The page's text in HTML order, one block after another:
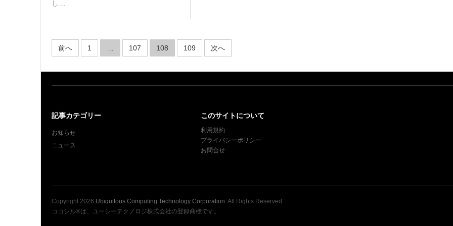
し…
投
稿
ナ
ビ
ー
ョ
ン
前へ 1 107 108 109 次へ
記事カテゴリー
お知らせ
ニュース
このサイトについて
利用規約
プライバシーポリシー
お問合せ
Copyright 2026 Ubiquitous Computing Technology Corporation . All Rights Reserved.
ココシル®は、ユーシーテクノロジ株式会社の登録商標です。